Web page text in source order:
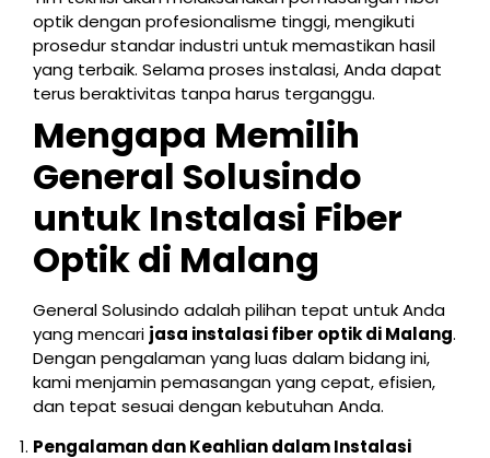
optik dengan profesionalisme tinggi, mengikuti
prosedur standar industri untuk memastikan hasil
yang terbaik. Selama proses instalasi, Anda dapat
terus beraktivitas tanpa harus terganggu.
Mengapa Memilih
General Solusindo
untuk Instalasi Fiber
Optik di Malang
General Solusindo adalah pilihan tepat untuk Anda
yang mencari jasa instalasi fiber optik di Malang.
Dengan pengalaman yang luas dalam bidang ini,
kami menjamin pemasangan yang cepat, efisien,
dan tepat sesuai dengan kebutuhan Anda.
Pengalaman dan Keahlian dalam Instalasi